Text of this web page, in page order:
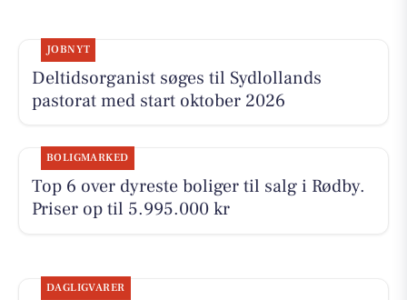
JOBNYT
Deltidsorganist søges til Sydlollands
pastorat med start oktober 2026
BOLIGMARKED
Top 6 over dyreste boliger til salg i Rødby.
Priser op til 5.995.000 kr
DAGLIGVARER